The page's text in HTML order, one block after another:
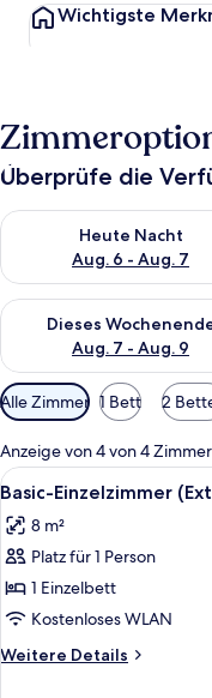
Wichtigste
Überprüfe die
Heute Nacht
Aug. 6 - Aug. 7
Überprüfe die
Dieses
Aug. 7 - Aug. 9
Überprüfe die
Verfügbare
Filter
für
Zimmer
Alle Zimmer 1 Bett 2
Anzeige von 4 von 4
Alle
Fotos
für
Basic-
Einzelzimmer
(External
Bathroom)
anzeigen
7
Basic-Einzelzimmer
8 m²
Platz für 1 Person
1 Einzelbett
Kostenloses WLAN
Weitere Details
Weitere